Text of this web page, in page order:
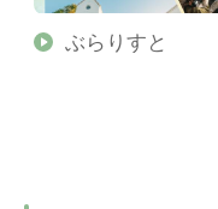
ぶらりすと